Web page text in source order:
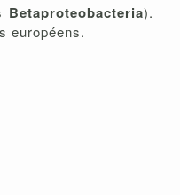
Betaproteobacteria).
européens.